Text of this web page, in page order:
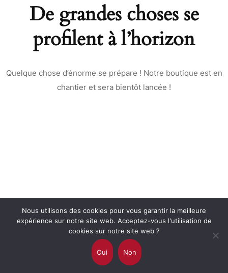
De grandes choses se
profilent à l’horizon
Quelque chose d’énorme se prépare ! Notre boutique est en
chantier et sera bientôt lancée !
Copyright © 2021. All rights reserved.
Nous utilisons des cookies pour vous garantir la meilleure
expérience sur notre site web. Acceptez-vous l'utilisation de
cookies sur notre site web ?
Oui Non